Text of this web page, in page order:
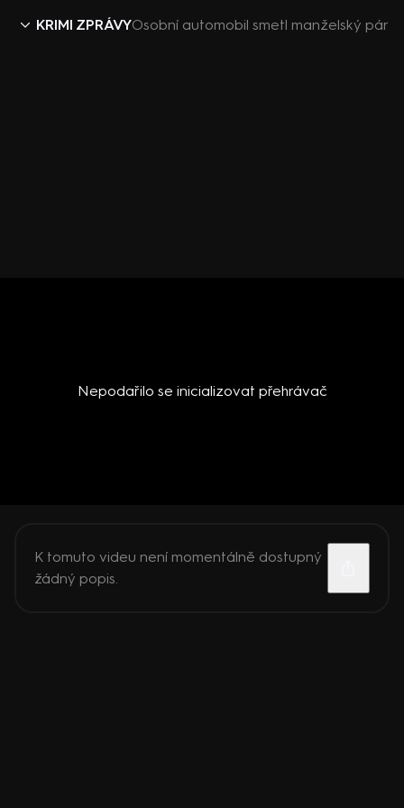
KRIMI ZPRÁVYOsobní automobil smetl manželský pár
Nepodařilo se inicializovat přehrávač
K tomuto videu není momentálně dostupný
žádný popis.